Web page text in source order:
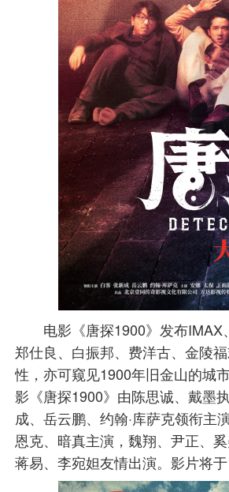
电影《唐探1900》发布IMAX
郑仕良、白振邦、费洋古、金陵
性，亦可窥见1900年旧金山的城
影《唐探1900》由陈思诚、戴墨
成、岳云鹏、约翰·库萨克领衔主
恩克、暗真主演，魏翔、尹正、
蒋易、李宛妲友情出演。影片将